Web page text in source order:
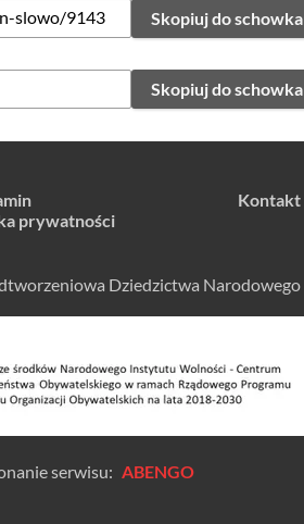
Skopiuj do schowka
Skopiuj do schowka
prywatności
Kontakt
Dziedzictwa Narodowego
serwisu: ABENGO